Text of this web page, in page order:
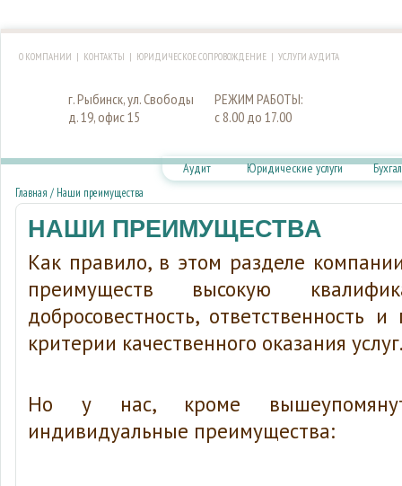
О КОМПАНИИ | КОНТАКТЫ | ЮРИДИЧЕСКОЕ СОПРОВОЖДЕНИЕ | УСЛУГИ АУДИТА
г. Рыбинск, ул. Свободы
д. 19, офис 15
РЕЖИМ РАБОТЫ:
с 8.00 до 17.00
Аудит Юридические услуги
Главная / Наши преимущества
НАШИ ПРЕИМУЩЕСТВА
Как правило, в этом разделе
преимуществ высокую
добросовестность, ответственность
критерии качественного оказания
Но у нас, кроме
индивидуальные преимущества: